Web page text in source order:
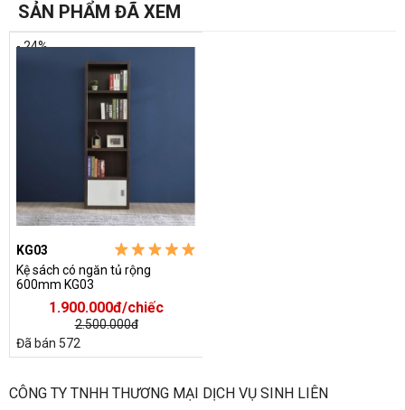
+Chiều cao tổng thể : 2000 mm
+Chiều rộng: 600mm
+Chiều sâu kệ giá sách sâu: 280 mm
Ngoài mẫu kích thước trên chúng tôi còn các mẫu thiết kế với
kích thước tiêu chuẩn dưới đây
SẢN PHẨM ĐÃ XEM
- 24%
KG03
Kệ sách có ngăn tủ rộng
600mm KG03
1.900.000đ/chiếc
2.500.000đ
Đã bán 572
CÔNG TY TNHH THƯƠNG MẠI DỊCH VỤ SINH LIÊN